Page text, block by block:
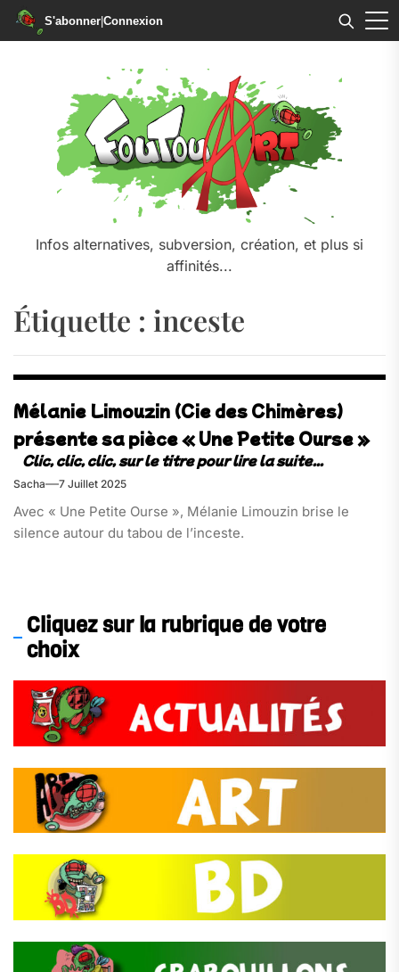
S'abonner|Connexion
Infos alternatives, subversion, création, et plus si
affinités...
Étiquette : inceste
Mélanie Limouzin (Cie des Chimères)
présente sa pièce « Une Petite Ourse »
Sacha 7 Juillet 2025
Avec « Une Petite Ourse », Mélanie Limouzin brise le
silence autour du tabou de l’inceste.
Cliquez sur la rubrique de votre
choix